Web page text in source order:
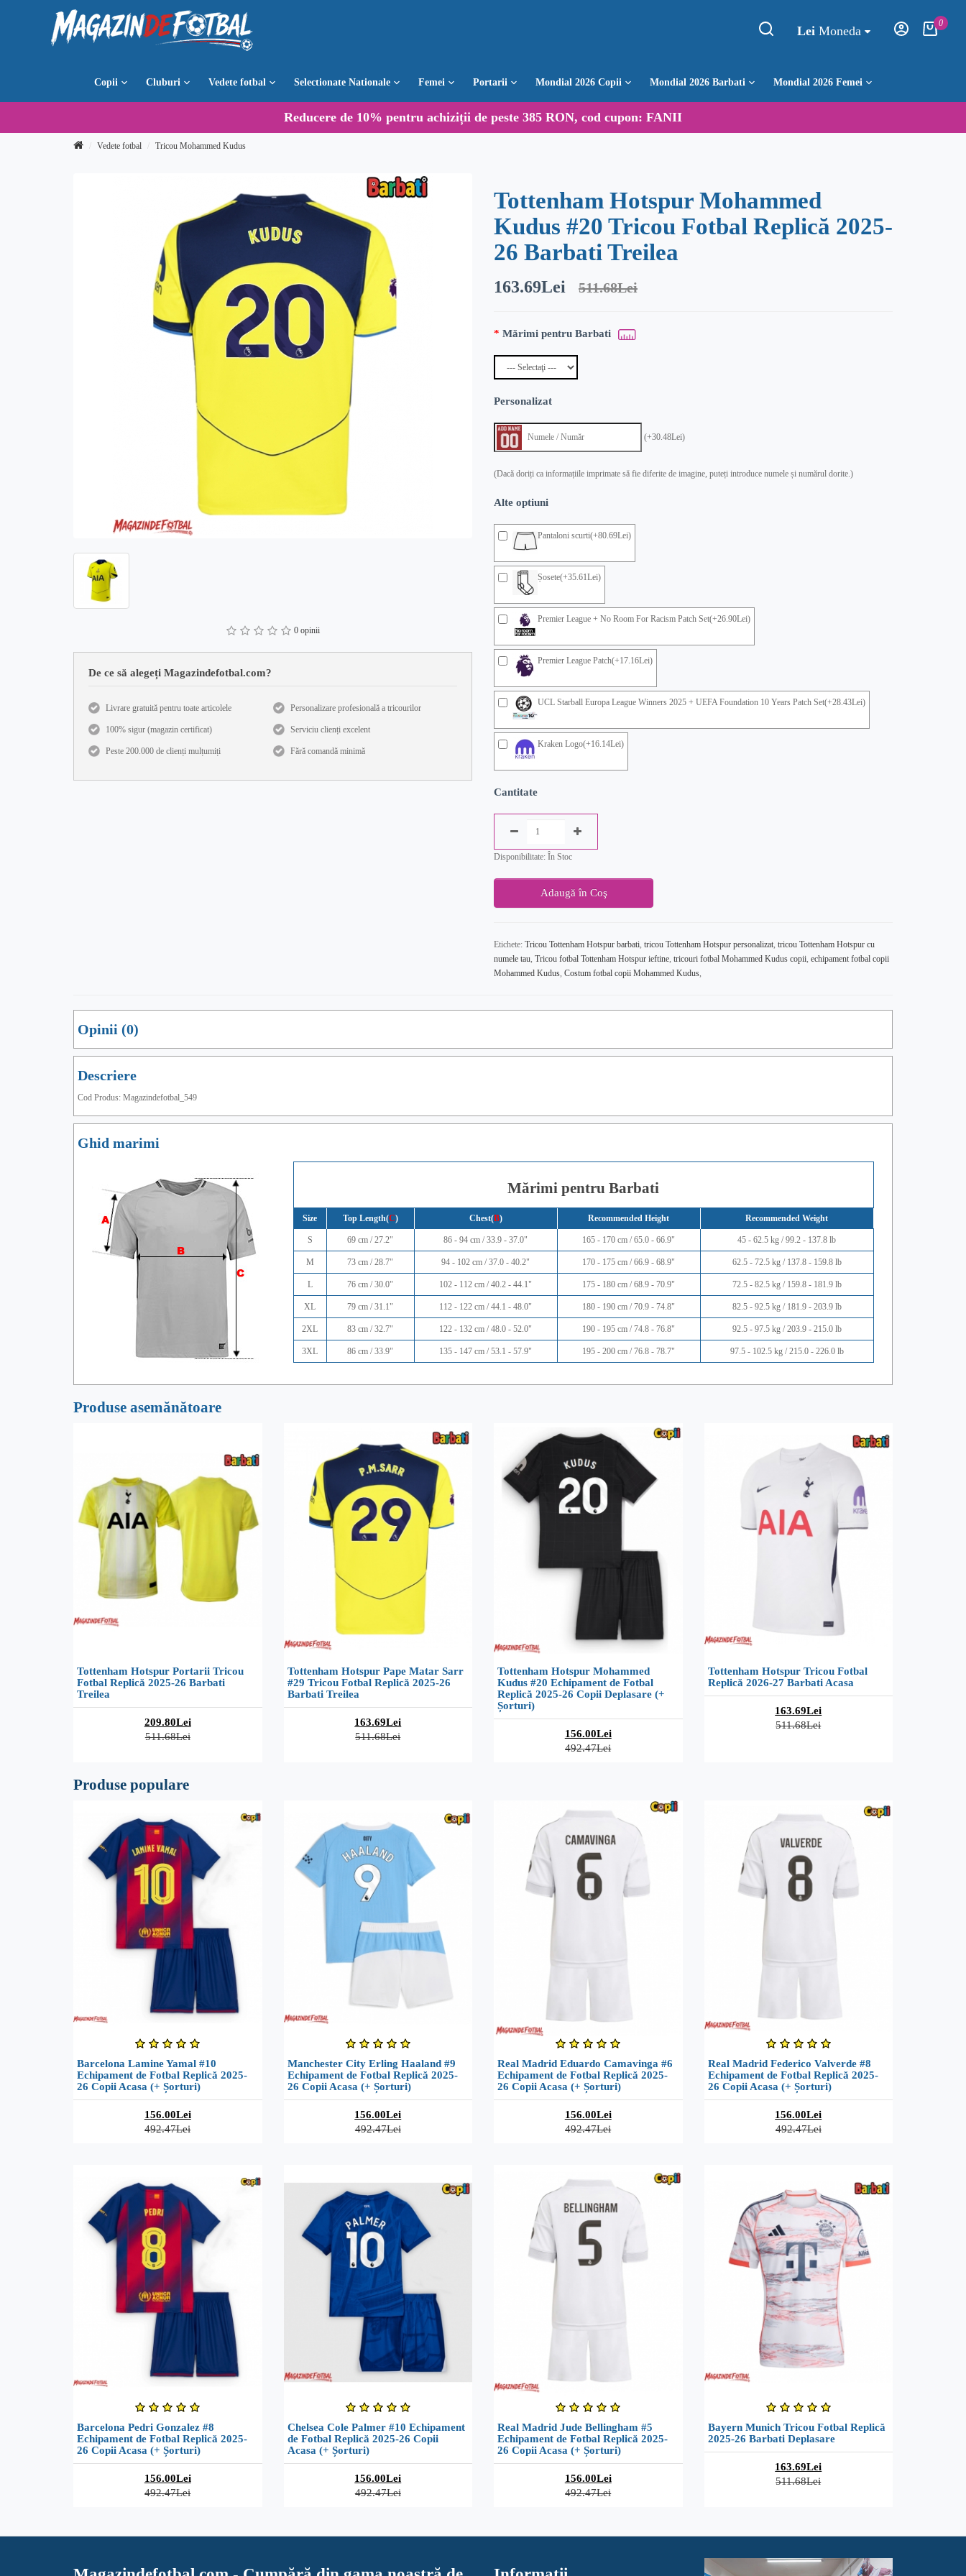
Lei Moneda
0
Copii Cluburi Vedete fotbal Selectionate Nationale Femei Portarii Mondial 2026 Copii Mondial 2026 Barbati Mondial 2026 Femei
Reducere de 10% pentru achiziții de peste 385 RON, cod cupon: FANII
Vedete fotbal Tricou Mohammed Kudus
0 opinii
De ce să alegeți Magazindefotbal.com?
Livrare gratuită pentru toate articolele
100% sigur (magazin certificat)
Peste 200.000 de clienți mulțumiți
Personalizare profesională a tricourilor
Serviciu clienți excelent
Fără comandă minimă
Tottenham Hotspur Mohammed
Kudus #20 Tricou Fotbal Replică 2025-
26 Barbati Treilea
163.69Lei 511.68Lei
Mărimi pentru Barbati
Personalizat
(+30.48Lei)
(Dacă doriți ca informațiile imprimate să fie diferite de imagine, puteți introduce numele și numărul dorite.)
Alte optiuni
Pantaloni scurti(+80.69Lei)
Șosete(+35.61Lei)
Premier League + No Room For Racism Patch Set(+26.90Lei)
Premier League Patch(+17.16Lei)
UCL Starball Europa League Winners 2025 + UEFA Foundation 10 Years Patch Set(+28.43Lei)
Kraken Logo(+16.14Lei)
Cantitate
Disponibilitate: În Stoc
Adaugă în Coş
Etichete: Tricou Tottenham Hotspur barbati, tricou Tottenham Hotspur personalizat, tricou Tottenham Hotspur cu
numele tau, Tricou fotbal Tottenham Hotspur ieftine, tricouri fotbal Mohammed Kudus copii, echipament fotbal copii
Mohammed Kudus, Costum fotbal copii Mohammed Kudus,
Opinii (0)
Descriere
Cod Produs: Magazindefotbal_549
Ghid marimi
Mărimi pentru Barbati
Size Top Length(C) Chest(B) Recommended Height Recommended Weight
S 69 cm / 27.2" 86 - 94 cm / 33.9 - 37.0" 165 - 170 cm / 65.0 - 66.9" 45 - 62.5 kg / 99.2 - 137.8 lb
M 73 cm / 28.7" 94 - 102 cm / 37.0 - 40.2" 170 - 175 cm / 66.9 - 68.9" 62.5 - 72.5 kg / 137.8 - 159.8 lb
L 76 cm / 30.0" 102 - 112 cm / 40.2 - 44.1" 175 - 180 cm / 68.9 - 70.9" 72.5 - 82.5 kg / 159.8 - 181.9 lb
XL 79 cm / 31.1" 112 - 122 cm / 44.1 - 48.0" 180 - 190 cm / 70.9 - 74.8" 82.5 - 92.5 kg / 181.9 - 203.9 lb
2XL 83 cm / 32.7" 122 - 132 cm / 48.0 - 52.0" 190 - 195 cm / 74.8 - 76.8" 92.5 - 97.5 kg / 203.9 - 215.0 lb
3XL 86 cm / 33.9" 135 - 147 cm / 53.1 - 57.9" 195 - 200 cm / 76.8 - 78.7" 97.5 - 102.5 kg / 215.0 - 226.0 lb
Produse asemănătoare
Tottenham Hotspur Portarii Tricou
Fotbal Replică 2025-26 Barbati
Treilea
209.80Lei
511.68Lei
Tottenham Hotspur Pape Matar Sarr
#29 Tricou Fotbal Replică 2025-26
Barbati Treilea
163.69Lei
511.68Lei
Tottenham Hotspur Mohammed
Kudus #20 Echipament de Fotbal
Replică 2025-26 Copii Deplasare (+
Șorturi)
156.00Lei
492.47Lei
Tottenham Hotspur Tricou Fotbal
Replică 2026-27 Barbati Acasa
163.69Lei
511.68Lei
Produse populare
Barcelona Lamine Yamal #10
Echipament de Fotbal Replică 2025-
26 Copii Acasa (+ Șorturi)
156.00Lei
492.47Lei
Manchester City Erling Haaland #9
Echipament de Fotbal Replică 2025-
26 Copii Acasa (+ Șorturi)
156.00Lei
492.47Lei
Real Madrid Eduardo Camavinga #6
Echipament de Fotbal Replică 2025-
26 Copii Acasa (+ Șorturi)
156.00Lei
492.47Lei
Real Madrid Federico Valverde #8
Echipament de Fotbal Replică 2025-
26 Copii Acasa (+ Șorturi)
156.00Lei
492.47Lei
Barcelona Pedri Gonzalez #8
Echipament de Fotbal Replică 2025-
26 Copii Acasa (+ Șorturi)
156.00Lei
492.47Lei
Chelsea Cole Palmer #10 Echipament
de Fotbal Replică 2025-26 Copii
Acasa (+ Șorturi)
156.00Lei
492.47Lei
Real Madrid Jude Bellingham #5
Echipament de Fotbal Replică 2025-
26 Copii Acasa (+ Șorturi)
156.00Lei
492.47Lei
Bayern Munich Tricou Fotbal Replică
2025-26 Barbati Deplasare
163.69Lei
511.68Lei